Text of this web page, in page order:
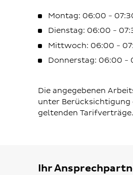
Montag: 06:00 -
Dienstag: 06:00 -
Mittwoch: 06:00 -
Donnerstag: 06:00 -
Die angegebenen
unter Berücksichtigung
geltenden Tarifverträge.
Ihr